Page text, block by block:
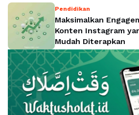
Pendidikan
Maksimalkan
Konten Instagram
Mudah Diterapkan